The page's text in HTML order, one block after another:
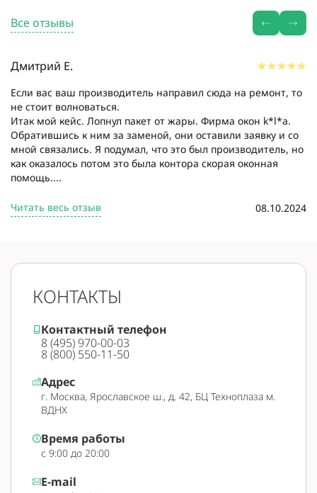
Все отзывы
Дмитрий Е.
Если вас ваш производитель направил сюда на ремонт, то
не стоит волноваться.
Итак мой кейс. Лопнул пакет от жары. Фирма окон k*l*a.
Обратившись к ним за заменой, они оставили заявку и со
мной связались. Я подумал, что это был производитель, но
как оказалось потом это была контора скорая оконная
помощь....
Читать весь отзыв 08.10.2024
КОНТАКТЫ
Контактный телефон
8 (495) 970-00-03
8 (800) 550-11-50
Адрес
г. Москва, Ярославское ш., д. 42, БЦ Техноплаза м.
ВДНХ
Время работы
с 9:00 до 20:00
E-mail